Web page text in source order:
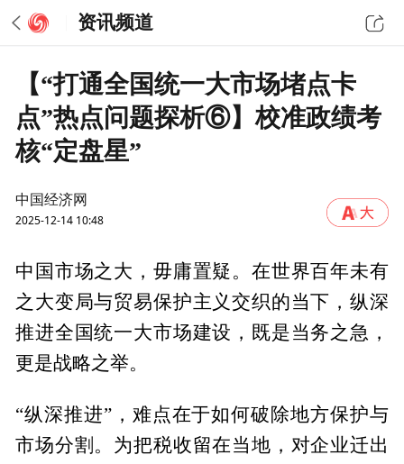
资讯频道
【“打通全国统一大市场堵点卡
点”热点问题探析⑥】校准政绩考
核“定盘星”
中国经济网
2025-12-14 10:48
中国市场之大，毋庸置疑。在世界百年未有
之大变局与贸易保护主义交织的当下，纵深
推进全国统一大市场建设，既是当务之急，
更是战略之举。
“纵深推进”，难点在于如何破除地方保护与
市场分割。为把税收留在当地，对企业迁出